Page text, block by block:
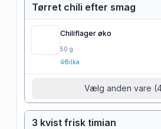
Tørret chili efter smag
Chiliflager øko
50 g
Bilka
Vælg anden vare
3 kvist frisk timian